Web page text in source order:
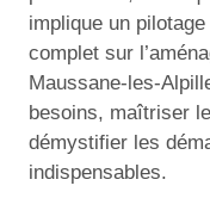
implique un
complet sur
Maussane-les-
besoins, maîtriser
démystifier les
indispensables.